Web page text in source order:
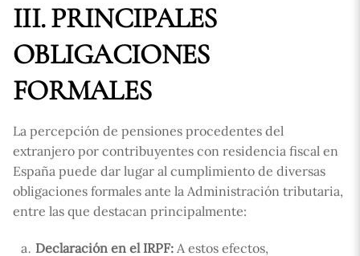
III. PRINCIPALES
OBLIGACIONES
FORMALES
La percepción de pensiones procedentes del
extranjero por contribuyentes con residencia fiscal en
España puede dar lugar al cumplimiento de diversas
obligaciones formales ante la Administración tributaria,
entre las que destacan principalmente:
Declaración en el IRPF: A estos efectos,